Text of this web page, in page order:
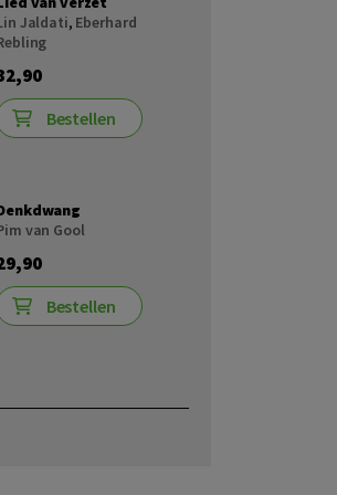
Jaldati, Eberhard
Bestellen
van Gool
Bestellen